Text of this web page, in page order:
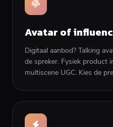
Avatar of
Digitaal aanbod? Talking
de spreker. Fysiek product
multiscene UGC. Kies de